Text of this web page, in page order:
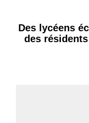
Des lycéens
des résidents